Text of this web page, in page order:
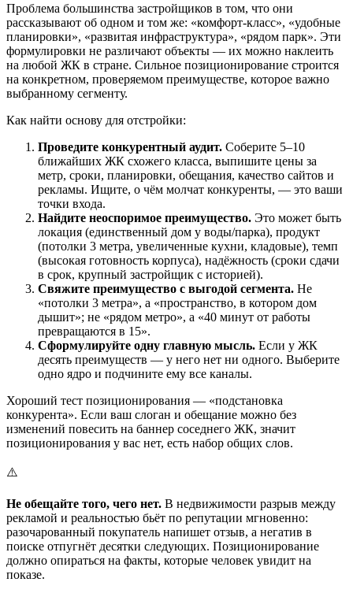
Проблема большинства застройщиков в том, что они
рассказывают об одном и том же: «комфорт-класс», «удобные
планировки», «развитая инфраструктура», «рядом парк». Эти
формулировки не различают объекты — их можно наклеить
на любой ЖК в стране. Сильное позиционирование строится
на конкретном, проверяемом преимуществе, которое важно
выбранному сегменту.
Как найти основу для отстройки:
Проведите конкурентный аудит. Соберите 5–10
ближайших ЖК схожего класса, выпишите цены за
метр, сроки, планировки, обещания, качество сайтов и
рекламы. Ищите, о чём молчат конкуренты, — это ваши
точки входа.
Найдите неоспоримое преимущество. Это может быть
локация (единственный дом у воды/парка), продукт
(потолки 3 метра, увеличенные кухни, кладовые), темп
(высокая готовность корпуса), надёжность (сроки сдачи
в срок, крупный застройщик с историей).
Свяжите преимущество с выгодой сегмента. Не
«потолки 3 метра», а «пространство, в котором дом
дышит»; не «рядом метро», а «40 минут от работы
превращаются в 15».
Сформулируйте одну главную мысль. Если у ЖК
десять преимуществ — у него нет ни одного. Выберите
одно ядро и подчините ему все каналы.
Хороший тест позиционирования — «подстановка
конкурента». Если ваш слоган и обещание можно без
изменений повесить на баннер соседнего ЖК, значит
позиционирования у вас нет, есть набор общих слов.
⚠️
Не обещайте того, чего нет. В недвижимости разрыв между
рекламой и реальностью бьёт по репутации мгновенно:
разочарованный покупатель напишет отзыв, а негатив в
поиске отпугнёт десятки следующих. Позиционирование
должно опираться на факты, которые человек увидит на
показе.